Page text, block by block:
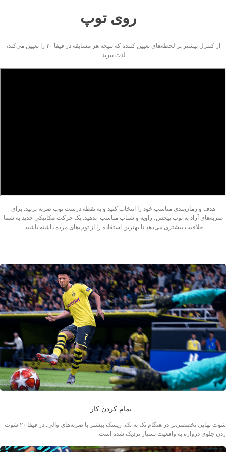
روی توپ
از کنترل بیشتر بر لحظه‌های تعیین کننده که نتیجه هر مسابقه در فیفا ۲۰ را تعیین می‌کند،
لذت ببرید.
هدف و زمان‌بندی مناسب خود را انتخاب کنید و به نقطه درست توپ ضربه بزنید. برای
ضربه‌های آزاد به توپ پیچش، زاویه و شتاب مناسب بدهید. یک حرکت مکانیکی جدید به شما
خلاقیت بیشتری می‌دهد تا بهترین استفاده را از توپ‌های مرده داشته باشید.
تمام کردن کار
شوت نهایی تخصصی‌تر در هنگام تک به تک. ریسک بیشتر با ضربه‌های والی. در فیفا ۲۰ شوت
زدن جلوی دروازه به واقعیت بسیار نزدیک شده است.